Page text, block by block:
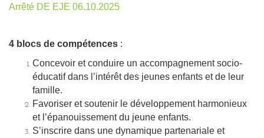
Arrêté DE EJE 06.10.2025
4 blocs de compétences :
Concevoir et conduire un accompagnement socio-
éducatif dans l’intérêt des jeunes enfants et de leur
famille.
Favoriser et soutenir le développement harmonieux
et l’épanouissement du jeune enfants.
S’inscrire dans une dynamique partenariale et